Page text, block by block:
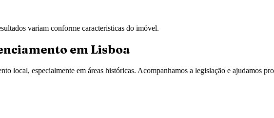
variam conforme caracteristicas do imóvel.
em Lisboa
local, especialmente em áreas históricas. Acompanhamos a legislação e ajudamos